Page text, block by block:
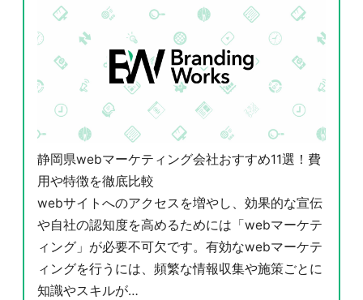
静岡県webマーケティング会社おすすめ11選！費
用や特徴を徹底比較
webサイトへのアクセスを増やし、効果的な宣伝
や自社の認知度を高めるためには「webマーケテ
ィング」が必要不可欠です。有効なwebマーケテ
ィングを行うには、頻繁な情報収集や施策ごとに
知識やスキルが…